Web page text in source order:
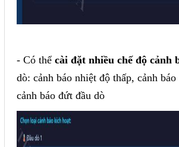
- Có thể cài đặt nhiều chế độ cảnh
dò: cảnh báo nhiệt độ thấp, cảnh
cảnh báo đứt đầu dò